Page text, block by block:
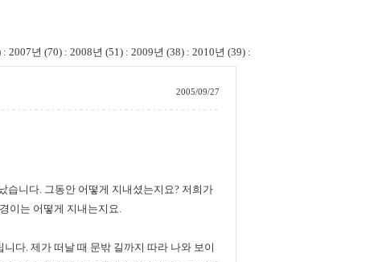
: 2007년 (70) : 2008년 (51) : 2009년 (38) : 2010년 (39) :
2005/09/27
습니다. 그동안 어떻게 지내셨는지요? 저희가
이는 어떻게 지내는지요.
다. 제가 떠날 때 문밖 길까지 따라 나와 보이